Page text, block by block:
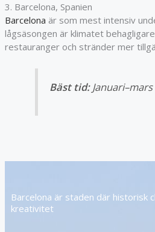
3. Barcelona, Spanien
Barcelona är som mest intensiv
lågsäsongen är klimatet
restauranger och stränder mer
Bäst tid:Januari–mars
Barcelona är staden där historisk
kreativitet